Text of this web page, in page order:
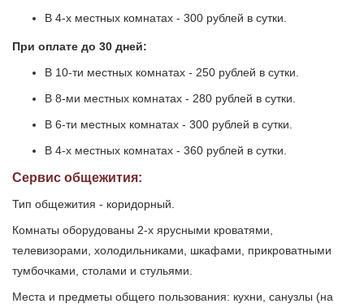
В 4-х местных комнатах - 300 рублей в сутки.
При оплате до 30 дней:
В 10-ти местных комнатах - 250 рублей в сутки.
В 8-ми местных комнатах - 280 рублей в сутки.
В 6-ти местных комнатах - 300 рублей в сутки.
В 4-х местных комнатах - 360 рублей в сутки.
Сервис общежития:
Тип общежития - коридорный.
Комнаты оборудованы 2-х ярусными кроватями,
телевизорами, холодильниками, шкафами, прикроватными
тумбочками, столами и стульями.
Места и предметы общего пользования: кухни, санузлы (на